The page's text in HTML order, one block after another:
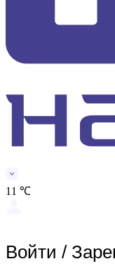
11 ℃
Войти /